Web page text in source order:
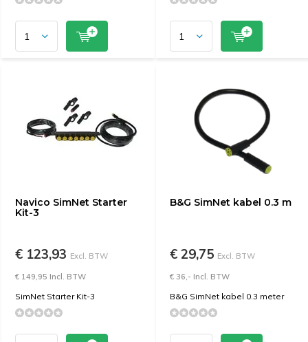
Navico SimNet Starter
Kit-3
€ 123,93 Excl. BTW
€ 149,95 Incl. BTW
SimNet Starter Kit-3
B&G SimNet kabel 0.3 m
€ 29,75 Excl. BTW
€ 36,- Incl. BTW
B&G SimNet kabel 0.3 meter